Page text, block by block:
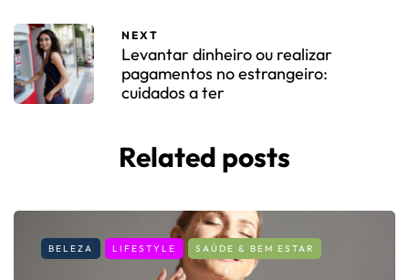
NEXT
Levantar dinheiro ou realizar
pagamentos no estrangeiro:
cuidados a ter
Related posts
BELEZA LIFESTYLE SAÚDE & BEM ESTAR